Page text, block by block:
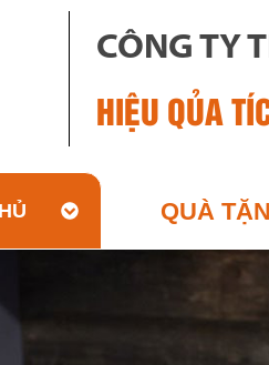
CÔNG TY
HIỆU QỦA
QUÀ